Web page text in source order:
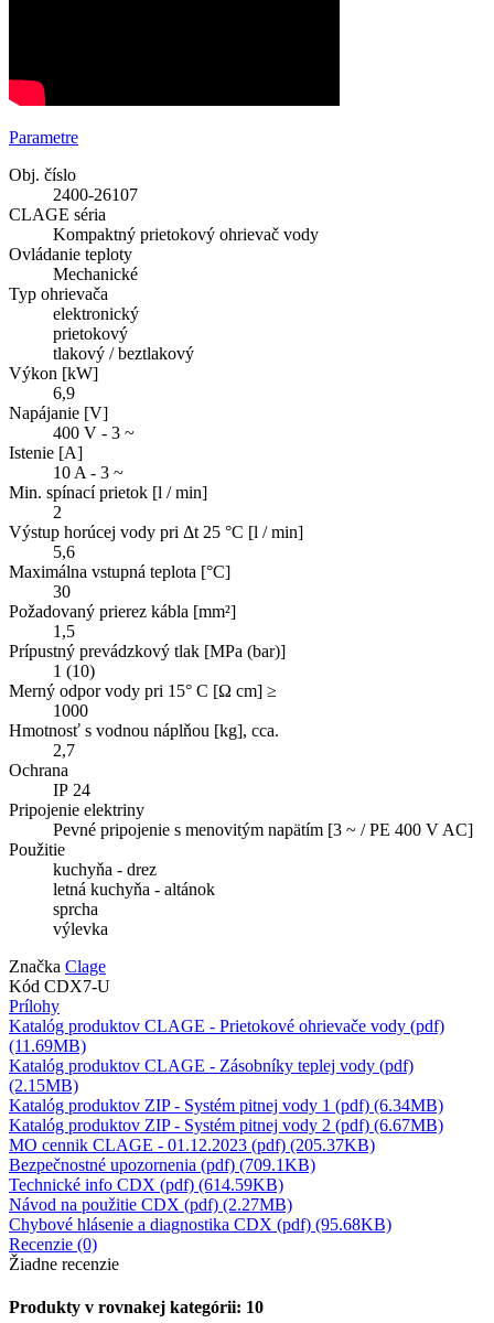
Parametre
Obj. číslo
2400-26107
CLAGE séria
Kompaktný prietokový ohrievač vody
Ovládanie teploty
Mechanické
Typ ohrievača
elektronický
prietokový
tlakový / beztlakový
Výkon [kW]
6,9
Napájanie [V]
400 V - 3 ~
Istenie [A]
10 A - 3 ~
Min. spínací prietok [l / min]
2
Výstup horúcej vody pri Δt 25 °C [l / min]
5,6
Maximálna vstupná teplota [°C]
30
Požadovaný prierez kábla [mm²]
1,5
Prípustný prevádzkový tlak [MPa (bar)]
1 (10)
Merný odpor vody pri 15° C [Ω cm] ≥
1000
Hmotnosť s vodnou náplňou [kg], cca.
2,7
Ochrana
IP 24
Pripojenie elektriny
Pevné pripojenie s menovitým napätím [3 ~ / PE 400 V AC]
Použitie
kuchyňa - drez
letná kuchyňa - altánok
sprcha
výlevka
Značka Clage
Kód CDX7-U
Prílohy
Katalóg produktov CLAGE - Prietokové ohrievače vody (pdf)
(11.69MB)
Katalóg produktov CLAGE - Zásobníky teplej vody (pdf)
(2.15MB)
Katalóg produktov ZIP - Systém pitnej vody 1 (pdf) (6.34MB)
Katalóg produktov ZIP - Systém pitnej vody 2 (pdf) (6.67MB)
MO cennik CLAGE - 01.12.2023 (pdf) (205.37KB)
Bezpečnostné upozornenia (pdf) (709.1KB)
Technické info CDX (pdf) (614.59KB)
Návod na použitie CDX (pdf) (2.27MB)
Chybové hlásenie a diagnostika CDX (pdf) (95.68KB)
Recenzie (0)
Žiadne recenzie
Produkty v rovnakej kategórii: 10